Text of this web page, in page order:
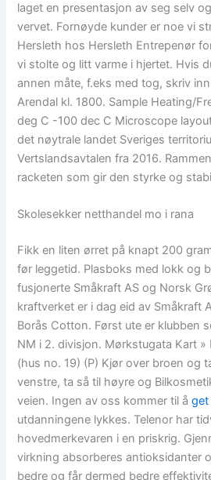
laget en presentasjon av seg selv
vervet. Fornøyde kunder er noe vi
Hersleth hos Hersleth Entrepenør
vi stolte og litt varme i hjertet. Hvis
annen måte, f.eks med tog, skriv
Arendal kl. 1800. Sample Heating/
deg C -100 dec C Microscope
det nøytrale landet Sveriges
Vertslandsavtalen fra 2016.
racketen som gir den styrke og
Skolesekker netthandel mo i rana
Fikk en liten ørret på knapt 200
før leggetid. Plasboks med lokk og
fusjonerte Småkraft AS og Norsk
kraftverket er i dag eid av Småkraft
Borås Cotton. Først ute er klubben
NM i 2. divisjon. Mørkstugata Kart »
(hus no. 19) (P) Kjør over broen og
venstre, ta så til høyre og
veien. Ingen av oss kommer til åget
utdanningene lykkes. Telenor har
hovedmerkevaren i en priskrig.
virkning absorberes antioksidanter
bedre og får dermed bedre